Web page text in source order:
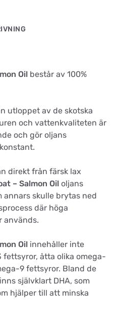
Oil består av 100%
utloppet av de skotska
och vattenkvaliteten är
och gör oljans
direkt från färsk lax
– Salmon Oil oljans
skulle brytas ned
där höga
används.
Oil innehåller inte
fettsyror, åtta olika omega-
9 fettsyror. Bland de
självklart DHA, som
hjälper till att minska